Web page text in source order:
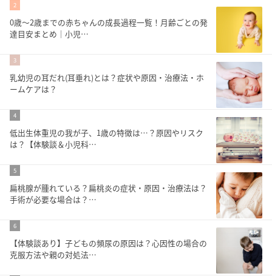
2
0歳〜2歳までの赤ちゃんの成長過程一覧！月齢ごとの発
達目安まとめ｜小児…
3
乳幼児の耳だれ(耳垂れ)とは？症状や原因・治療法・ホ
ームケアは？
4
低出生体重児の我が子、1歳の特徴は…？原因やリスク
は？【体験談＆小児科…
5
扁桃腺が腫れている？扁桃炎の症状・原因・治療法は？
手術が必要な場合は？…
6
【体験談あり】子どもの頻尿の原因は？心因性の場合の
克服方法や親の対処法…